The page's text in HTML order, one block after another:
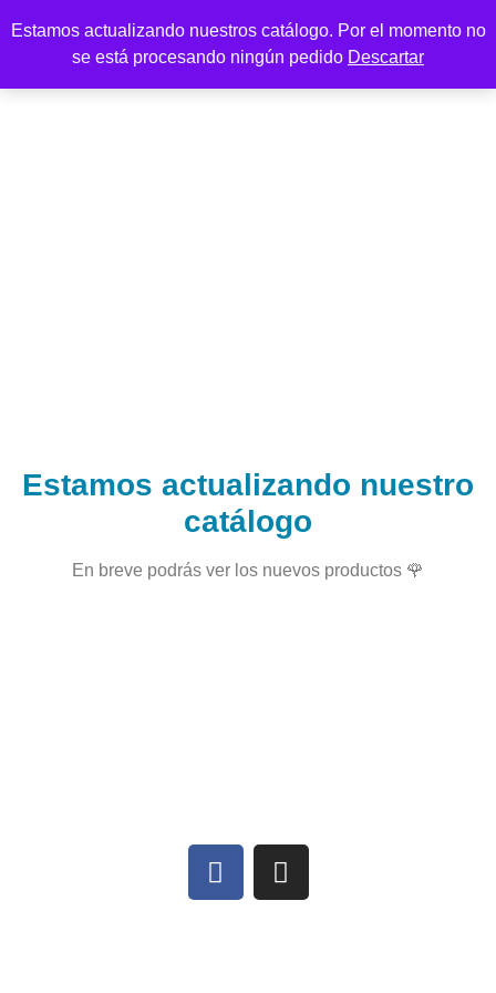
Estamos actualizando nuestros catálogo. Por el momento no
se está procesando ningún pedido Descartar
Estamos actualizando nuestro
catálogo
En breve podrás ver los nuevos productos 🌹